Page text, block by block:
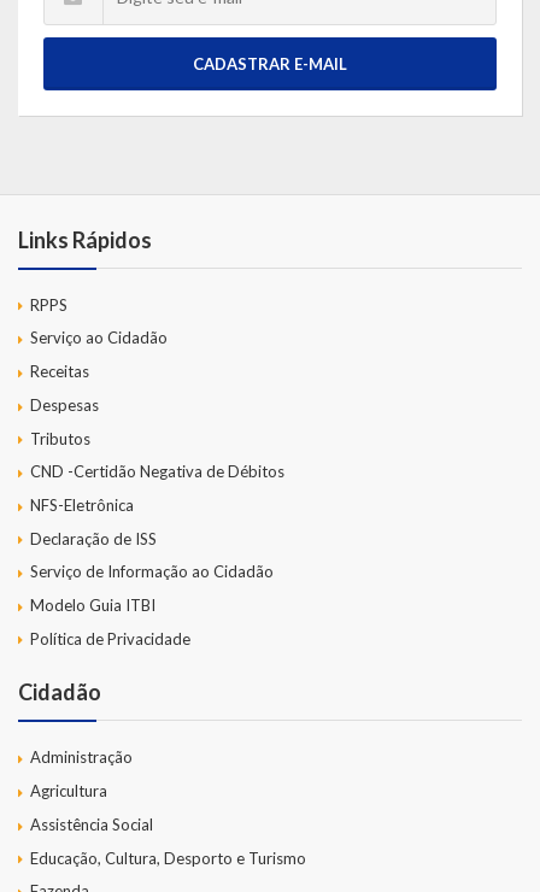
CADASTRAR E-MAIL
Links Rápidos
RPPS
Serviço ao Cidadão
Receitas
Despesas
Tributos
CND -Certidão Negativa de Débitos
NFS-Eletrônica
Declaração de ISS
Serviço de Informação ao Cidadão
Modelo Guia ITBI
Política de Privacidade
Cidadão
Administração
Agricultura
Assistência Social
Educação, Cultura, Desporto e Turismo